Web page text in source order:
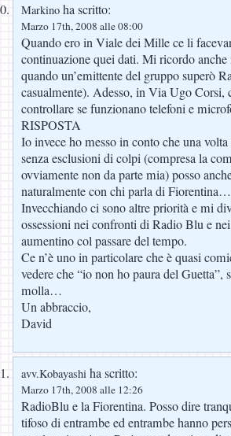
Markino ha scritto:
Marzo 17th, 2008 alle 08:00
Quando ero in Viale dei Mille ce li
continuazione quei dati. Mi ricordo
quando un’emittente del gruppo superò
casualmente). Adesso, in Via Ugo
controllare se funzionano telefoni e
RISPOSTA
Io invece ho messo in conto che una
senza esclusioni di colpi (compresa la
ovviamente non da parte mia) posso
naturalmente con chi parla di Fiorentina…
Invecchiando ci sono altre priorità e mi
ossessioni nei confronti di Radio Blu e
aumentino col passare del tempo.
Ce n’è uno in particolare che è quasi
vedere che “io non ho paura del Guetta”,
molla…
Un abbraccio,
David
avv.Kobayashi ha scritto:
Marzo 17th, 2008 alle 12:26
RadioBlu e la Fiorentina. Posso dire
tifoso di entrambe ed entrambe hanno